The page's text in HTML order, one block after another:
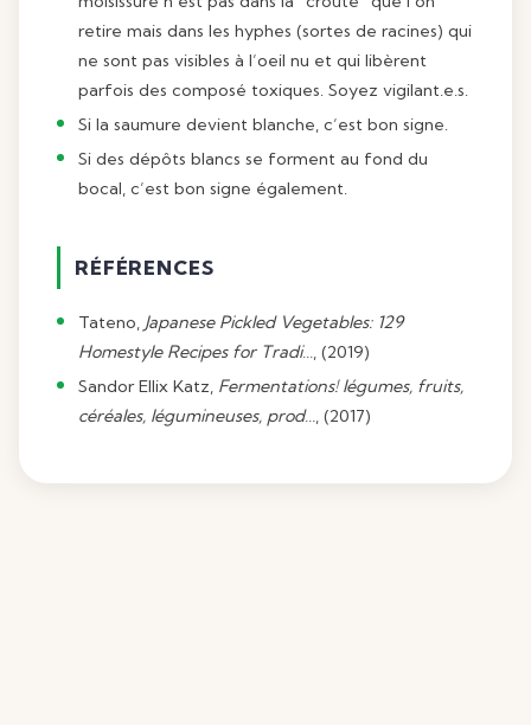
retire mais dans les hyphes (sortes de racines) qui
ne sont pas visibles à l’oeil nu et qui libèrent
parfois des composé toxiques. Soyez vigilant.e.s.
Si la saumure devient blanche, c’est bon signe.
Si des dépôts blancs se forment au fond du
bocal, c’est bon signe également.
RÉFÉRENCES
Tateno, Japanese Pickled Vegetables: 129
Homestyle Recipes for Tradi…
, (2019)
Sandor Ellix Katz, Fermentations! légumes, fruits,
céréales, légumineuses, prod…
, (2017)